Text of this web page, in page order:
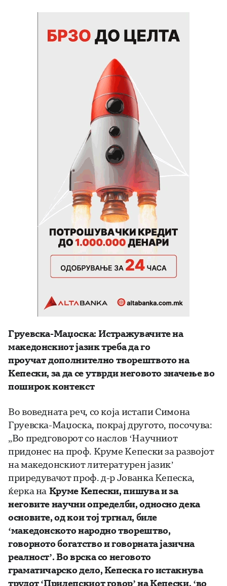
Груевска-Маџоска: Истражувачите на
македонскиот јазик треба да го
проучат дополнителнотворештвото на
Кепески, за да се утврди неговото значење во
поширок контекст
Во воведната реч, со која истапи Симона
Груевска-Маџоска, покрај другото, посочува:
„Во предговорот со наслов ‘Научниот
придонес на проф. Круме Кепески за развојот
на македонскиот литературен јазик’
приредувачот проф. д-р Јованка Кепеска,
ќерка на Круме Кепески, пишува и за
неговите научни определби, односно дека
основите, од кои тој тргнал, биле
‘македонското народно творештво,
говорното богатство и говорната јазична
реалност’. Во врска со неговото
граматичарско дело, Кепеска го истакнува
трудот ‘Прилепскиот говор’ на Кепески, ‘во